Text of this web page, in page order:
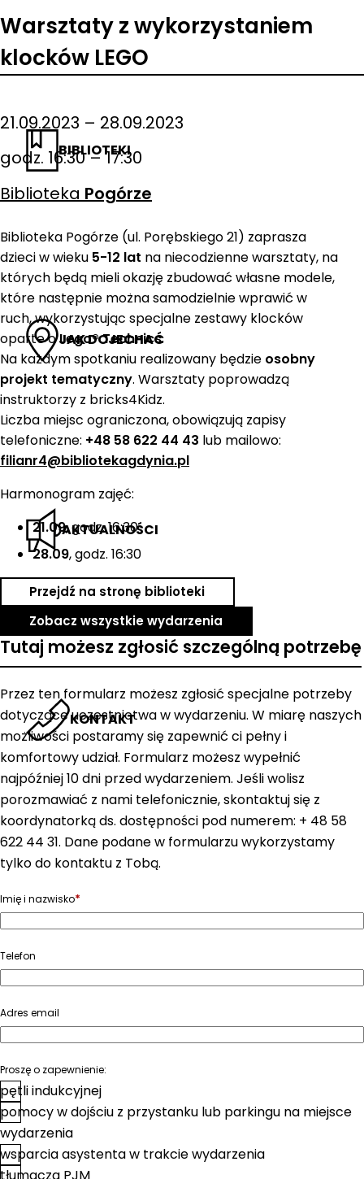
BIBLIOTEKI
JAK DOJECHAĆ
AKTUALNOŚCI
KONTAKT
Warsztaty z wykorzystaniem
klocków LEGO
21.09.2023 – 28.09.2023
godz. 16:30 – 17:30
Biblioteka Pogórze
Biblioteka Pogórze (ul. Porębskiego 21) zaprasza
dzieci w wieku 5-12 lat na niecodzienne warsztaty, na
których będą mieli okazję zbudować własne modele,
które następnie można samodzielnie wprawić w
ruch, wykorzystując specjalne zestawy klocków
oparte oLego® Technics.
Na każdym spotkaniu realizowany będzie osobny
projekt tematyczny. Warsztaty poprowadzą
instruktorzy z bricks4Kidz.
Liczba miejsc ograniczona, obowiązują zapisy
telefoniczne: +48 58 622 44 43 lub mailowo:
filianr4@bibliotekagdynia.pl
Harmonogram zajęć:
21.09, godz. 16:30
28.09, godz. 16:30
Przejdź na stronę biblioteki
Zobacz wszystkie wydarzenia
Tutaj możesz zgłosić szczególną potrzebę
Przez ten formularz możesz zgłosić specjalne potrzeby
dotyczące uczestnictwa w wydarzeniu. W miarę naszych
możliwości postaramy się zapewnić ci pełny i
komfortowy udział. Formularz możesz wypełnić
najpóźniej 10 dni przed wydarzeniem. Jeśli wolisz
porozmawiać z nami telefonicznie, skontaktuj się z
koordynatorką ds. dostępności pod numerem: + 48 58
622 44 31. Dane podane w formularzu wykorzystamy
tylko do kontaktu z Tobą.
Imię i nazwisko*
Telefon
Adres email
Proszę o zapewnienie:
pętli indukcyjnej
pomocy w dojściu z przystanku lub parkingu na miejsce
wydarzenia
wsparcia asystenta w trakcie wydarzenia
tłumacza PJM